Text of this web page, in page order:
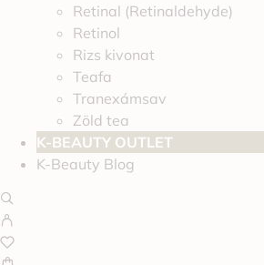
Retinal (Retinaldehyde)
Retinol
Rizs kivonat
Teafa
Tranexámsav
Zöld tea
K-BEAUTY OUTLET
K-Beauty Blog